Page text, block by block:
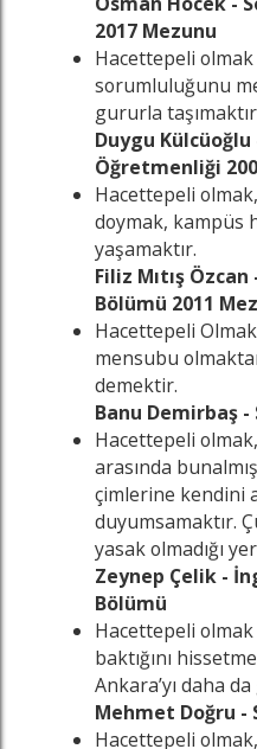
2017 Mezunu
Hacettepeli
sorumluluğunu
gururla
Duygu
Öğretmenliği
Hacettepeli
doymak, kampüs
yaşamaktır.
Filiz Mıtış
Bölümü 2011
Hacettepeli
mensubu
demektir.
Banu Demirbaş
Hacettepeli
arasında
çimlerine kendini
duyumsamaktır.
yasak olmadığı
Zeynep Çelik -
Bölümü
Hacettepeli
baktığını
Ankara’yı daha
Mehmet Doğru -
Hacettepeli
ziyaret edin
sayfamızı ziyaret edin